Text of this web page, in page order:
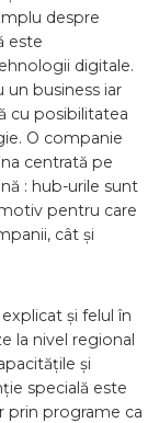
despre
este
digitale.
business iar
cu posibilitatea
O companie
centrată pe
: hub-urile sunt
pentru care
cât și
și felul în
la nivel regional
și
specială este
prin programe ca